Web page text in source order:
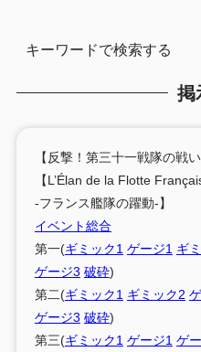
掲
【反撃！第三十一戦隊の戦い
【L’Élan de la Flotte
-フランス艦隊の躍動-】
イベント総合
第一(ギミック1 ゲージ1 ギ
ゲージ3 破砕)
第二(ギミック1 ギミック2
ゲージ3 破砕)
第三(ギミック1 ゲージ1 ゲ